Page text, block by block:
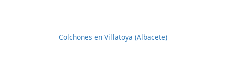
Colchones en Villatoya (Albacete)